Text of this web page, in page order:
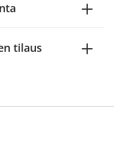
tilaus